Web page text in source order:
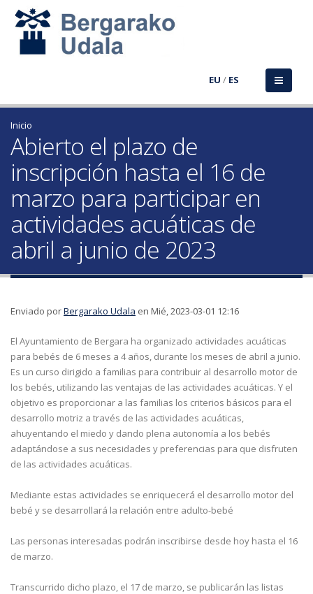
EU / ES
Inicio
Abierto el plazo de
inscripción hasta el 16 de
marzo para participar en
actividades acuáticas de
abril a junio de 2023
Enviado porBergarako Udala en Mié, 2023-03-01 12:16
El Ayuntamiento de Bergara ha organizado actividades acuáticas
para bebés de 6 meses a 4 años, durante los meses de abril a junio.
Es un curso dirigido a familias para contribuir al desarrollo motor de
los bebés, utilizando las ventajas de las actividades acuáticas. Y el
objetivo es proporcionar a las familias los criterios básicos para el
desarrollo motriz a través de las actividades acuáticas,
ahuyentando el miedo y dando plena autonomía a los bebés
adaptándose a sus necesidades y preferencias para que disfruten
de las actividades acuáticas.
Mediante estas actividades se enriquecerá el desarrollo motor del
bebé y se desarrollará la relación entre adulto-bebé
Las personas interesadas podrán inscribirse desde hoy hasta el 16
de marzo.
Transcurrido dicho plazo, el 17 de marzo, se publicarán las listas